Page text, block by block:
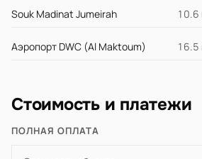
Souk Madinat Jumeirah 10.6
Аэропорт DWC (Al Maktoum) 16.5
Стоимость и платежи
ПОЛНАЯ ОПЛАТА